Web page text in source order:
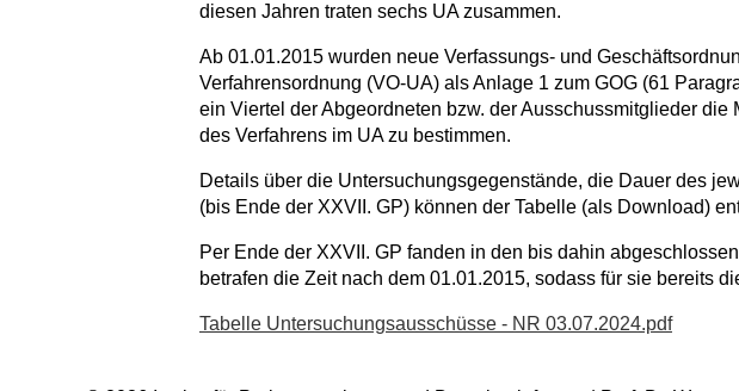
diesen Jahren traten sechs UA zusammen.
Ab 01.01.2015 wurden neue Verfassungs- und
Verfahrensordnung (VO-UA) als Anlage 1 zum GOG (61
ein Viertel der Abgeordneten bzw. der Ausschussmitglieder
des Verfahrens im UA zu bestimmen.
Details über die Untersuchungsgegenstände, die Dauer des
(bis Ende der XXVII. GP) können der Tabelle (als Download)
Per Ende der XXVII. GP fanden in den bis dahin
betrafen die Zeit nach dem 01.01.2015, sodass für sie bereits
Tabelle Untersuchungsausschüsse - NR 03.07.2024.pdf